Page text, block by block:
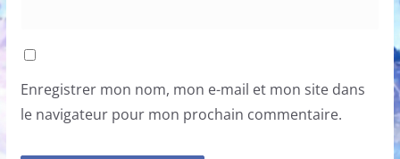
Enregistrer mon nom, mon e-mail et mon site dans
le navigateur pour mon prochain commentaire.